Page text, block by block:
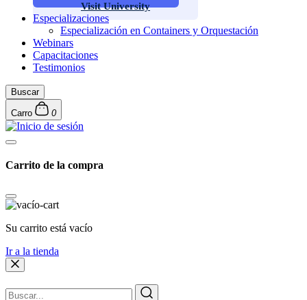
Visit University
Especializaciones
Especialización en Containers y Orquestación
Webinars
Capacitaciones
Testimonios
Buscar
Carro 0
Carrito de la compra
Su carrito está vacío
Ir a la tienda